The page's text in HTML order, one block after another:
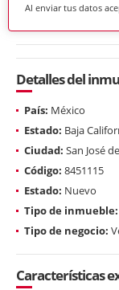
Al enviar tus datos
Detalles del
País: México
Estado: Baja
Ciudad: San José
Código: 8451115
Estado: Nuevo
Tipo de inmueble:
Tipo de negocio:
Características